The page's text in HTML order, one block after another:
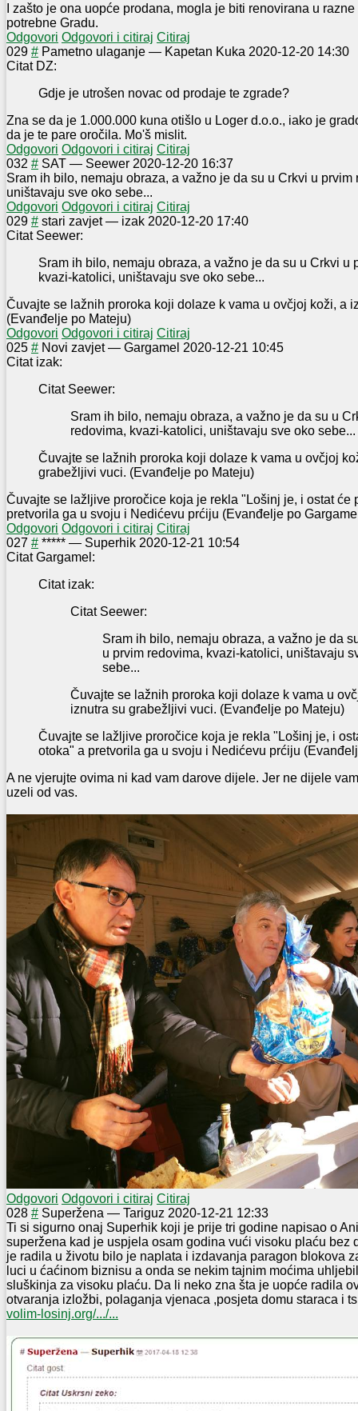
I zašto je ona uopće prodana, mogla je biti renovirana u
potrebne Gradu.
Odgovori Odgovori i citiraj Citiraj
029 # Pametno ulaganje — Kapetan Kuka 2020-12-20 14:30
Citat DZ:
Gdje je utrošen novac od prodaje te zgrade?
Zna se da je 1.000.000 kuna otišlo u Loger d.o.o., iako je
da je te pare oročila. Mo'š mislit.
Odgovori Odgovori i citiraj Citiraj
032 # SAT — Seewer 2020-12-20 16:37
Sram ih bilo, nemaju obraza, a važno je da su u Crkvi u
uništavaju sve oko sebe...
Odgovori Odgovori i citiraj Citiraj
029 # stari zavjet— izak 2020-12-20 17:40
Citat Seewer:
Sram ih bilo, nemaju obraza, a važno je da su u Crkvi u
kvazi-katolici, uništavaju sve oko sebe...
Čuvajte se lažnih proroka koji dolaze k vama u ovčjoj koži, a
(Evanđelje po Mateju)
Odgovori Odgovori i citiraj Citiraj
025 # Novi zavjet— Gargamel 2020-12-21 10:45
Citat izak:
Citat Seewer:
Sram ih bilo, nemaju obraza, a važno je da su u
redovima, kvazi-katolici, uništavaju sve oko sebe...
Čuvajte se lažnih proroka koji dolaze k vama u ovčjoj
grabežljivi vuci. (Evanđelje po Mateju)
Čuvajte se lažljive proročice koja je rekla "Lošinj je, i ostat će
pretvorila ga u svoju i Nedićevu prćiju (Evanđelje po
Odgovori Odgovori i citiraj Citiraj
027 # ***** — Superhik 2020-12-21 10:54
Citat Gargamel:
Citat izak:
Citat Seewer:
Sram ih bilo, nemaju obraza, a važno je da
u prvim redovima, kvazi-katolici, uništavaju
sebe...
Čuvajte se lažnih proroka koji dolaze k vama u
iznutra su grabežljivi vuci. (Evanđelje po Mateju)
Čuvajte se lažljive proročice koja je rekla "Lošinj je, i
otoka" a pretvorila ga u svoju i Nedićevu prćiju
A ne vjerujte ovima ni kad vam darove dijele. Jer ne dijele
uzeli od vas.
Odgovori Odgovori i citiraj Citiraj
028 # Superžena — Tariguz 2020-12-21 12:33
Ti si sigurno onaj Superhik koji je prije tri godine napisao o
superžena kad je uspjela osam godina vući visoku plaću bez
je radila u životu bilo je naplata i izdavanja paragon blokova
luci u ćaćinom biznisu a onda se nekim tajnim moćima
sluškinja za visoku plaću. Da li neko zna šta je uopće radila
otvaranja izložbi, polaganja vjenaca ,posjeta domu staraca i
volim-losinj.org/.../...